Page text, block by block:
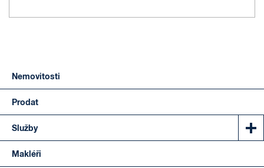
Nemovitosti
Prodat
Služby
Makléři